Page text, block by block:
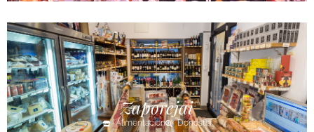
Zaporejai
Alimentación
Donostia